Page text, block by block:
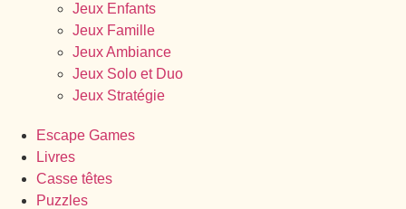
Jeux Enfants
Jeux Famille
Jeux Ambiance
Jeux Solo et Duo
Jeux Stratégie
Escape Games
Livres
Casse têtes
Puzzles